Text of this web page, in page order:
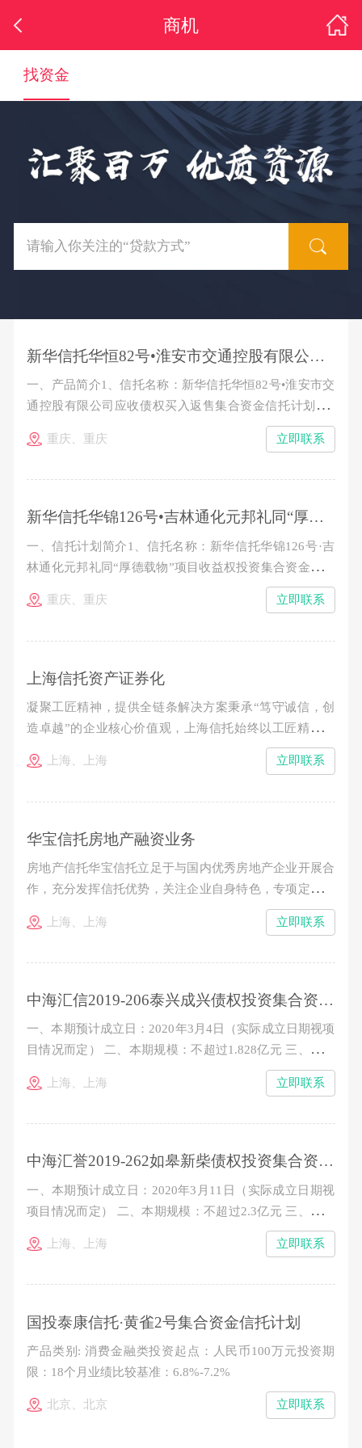
商机
找资金
新华信托华恒82号•淮安市交通控股有限公司应收债权买入返售集合资金信托计划推介公告（第一批次第五期）
一、产品简介1、信托名称：新华信托华恒82号•淮安市交
通控股有限公司应收债权买入返售集合资金信托计划2、
产品期限：1.5年。3、信托规模：4.99亿元，分期发行。
4、预期年收益率：类型 认购金额 期限 预期收益率 信
重庆、重庆 立即联系
新华信托华锦126号•吉林通化元邦礼同“厚德载物”项目收益权投资集合资金信托计划（第三期）推介公告
一、信托计划简介1、信托名称：新华信托华锦126号·吉
林通化元邦礼同“厚德载物”项目收益权投资集合资金信托
计划2、存续期限：从成立日起至2015年11月7日止。3、
本期信托规模：不超过8557万元。4、预期年收益率：
收
重庆、重庆 立即联系
上海信托资产证券化
凝聚工匠精神，提供全链条解决方案秉承“笃守诚信，创
造卓越”的企业核心价值观，上海信托始终以工匠精神打
造资产证券化精品投行业务，立足于公司在资产证券化业
务领域的专业能力和先发优势，逐步构筑起“受托管理-投
上海、上海 立即联系
华宝信托房地产融资业务
房地产信托华宝信托立足于与国内优秀房地产企业开展合
作，充分发挥信托优势，关注企业自身特色，专项定制投
融资计划。华宝信托通过抵质押融资、夹层融资、权益型
融资、房地产信托基金等模式，实现信托机制与企业融资
上海、上海 立即联系
中海汇信2019-206泰兴成兴债权投资集合资金信托计划
一、本期预计成立日：2020年3月4日（实际成立日期视项
目情况而定） 二、本期规模：不超过1.828亿元 三、信托
单位期限：2年 四、认购金额：100万元起，以10万元的
整数倍增加（300万元以下的名额有限，时间优先、额满
上海、上海 立即联系
中海汇誉2019-262如皋新柴债权投资集合资金信托计划
一、本期预计成立日：2020年3月11日（实际成立日期视
项目情况而定） 二、本期规模：不超过2.3亿元 三、信托
单位期限：24个月 四、认购金额：100万元起，以10万元
的整数倍增加（300万元以下的名额有限，时间优先、额
上海、上海 立即联系
国投泰康信托·黄雀2号集合资金信托计划
产品类别: 消费金融类投资起点：人民币100万元投资期
限：18个月业绩比较基准：6.8%-7.2%
北京、北京 立即联系